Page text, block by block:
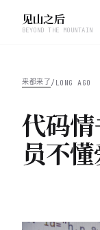
见山之后
BEYOND THE MOUNTAIN
来都来了/ LONG AGO
代码
员不